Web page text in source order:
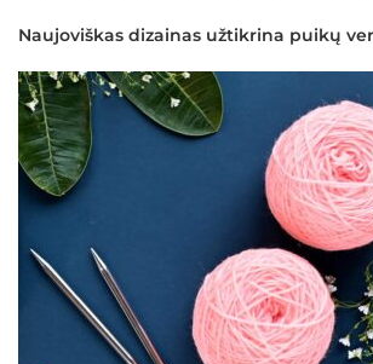
Naujoviškas dizainas užtikrina puikų